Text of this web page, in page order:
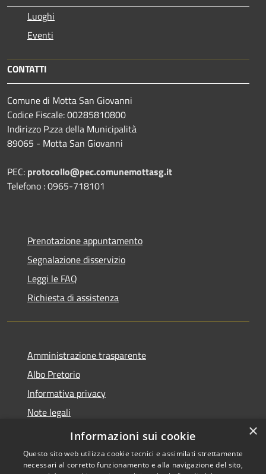
Luoghi
Eventi
CONTATTI
Comune di Motta San Giovanni
Codice Fiscale: 00285810800
Indirizzo P.zza della Municipalità
89065 - Motta San Giovanni
PEC: protocollo@pec.comunemottasg.it
Telefono : 0965-718101
Prenotazione appuntamento
Segnalazione disservizio
Leggi le FAQ
Richiesta di assistenza
Amministrazione trasparente
Albo Pretorio
Informativa privacy
Note legali
Dichiarazione di accessibilità
×
Informazioni sui cookie
Questo sito web utilizza cookie tecnici e assimilati strettamente
necessari al corretto funzionamento e alla navigazione del sito,